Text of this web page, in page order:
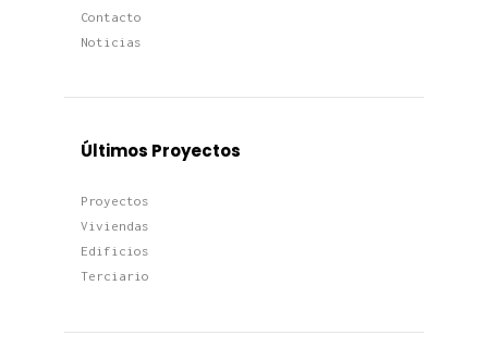
Contacto
Noticias
Últimos Proyectos
Proyectos
Viviendas
Edificios
Terciario